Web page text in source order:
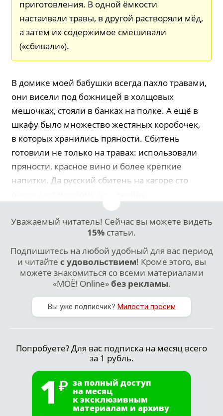
приготовления. В одной ёмкости
настаивали травы, в другой растворяли мёд,
а затем их содержимое смешивали
(«сбивали»).
В домике моей бабушки всегда пахло травами,
они висели под божницей в холщовых
мешочках, стояли в банках на полке. А ещё в
шкафу было множество жестяных коробочек,
в которых хранились пряности. Сбитень
готовили не только на травах: использовали
пряности, красное вино и более крепкие
напитки. Да русский сбитень на кагоре сто
Уважаемый читатель! Сейчас вы можете видеть
15% статьи.
Подпишитесь на любой удобный для вас период
и читайте с удовольствием! Кроме этого, вы
можете знакомиться со всеми материалами
«МОЁ! Online»без рекламы.
Вы уже подписчик? Милости просим
Попробуете? Для вас подписка на месяц всего
за 1 рубль.
1 за полный доступ
на месяц
к эксклюзивным
материалам и архиву